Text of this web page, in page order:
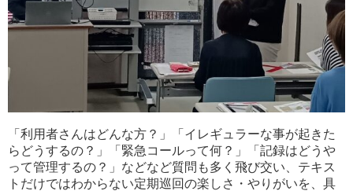
「利用者さんはどんな方？」「イレギュラーな事が起きた
らどうするの？」「緊急コールって何？」「記録はどうや
って管理するの？」などなど質問も多く飛び交い、テキス
トだけではわからない定期巡回の楽しさ・やりがいを、具